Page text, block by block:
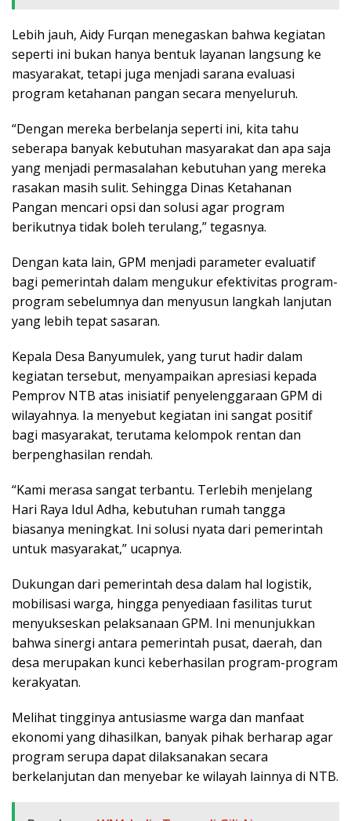
Lebih jauh, Aidy Furqan menegaskan bahwa kegiatan
seperti ini bukan hanya bentuk layanan langsung ke
masyarakat, tetapi juga menjadi sarana evaluasi
program ketahanan pangan secara menyeluruh.
“Dengan mereka berbelanja seperti ini, kita tahu
seberapa banyak kebutuhan masyarakat dan apa saja
yang menjadi permasalahan kebutuhan yang mereka
rasakan masih sulit. Sehingga Dinas Ketahanan
Pangan mencari opsi dan solusi agar program
berikutnya tidak boleh terulang,” tegasnya.
Dengan kata lain, GPM menjadi parameter evaluatif
bagi pemerintah dalam mengukur efektivitas program-
program sebelumnya dan menyusun langkah lanjutan
yang lebih tepat sasaran.
Kepala Desa Banyumulek, yang turut hadir dalam
kegiatan tersebut, menyampaikan apresiasi kepada
Pemprov NTB atas inisiatif penyelenggaraan GPM di
wilayahnya. Ia menyebut kegiatan ini sangat positif
bagi masyarakat, terutama kelompok rentan dan
berpenghasilan rendah.
“Kami merasa sangat terbantu. Terlebih menjelang
Hari Raya Idul Adha, kebutuhan rumah tangga
biasanya meningkat. Ini solusi nyata dari pemerintah
untuk masyarakat,” ucapnya.
Dukungan dari pemerintah desa dalam hal logistik,
mobilisasi warga, hingga penyediaan fasilitas turut
menyukseskan pelaksanaan GPM. Ini menunjukkan
bahwa sinergi antara pemerintah pusat, daerah, dan
desa merupakan kunci keberhasilan program-program
kerakyatan.
Melihat tingginya antusiasme warga dan manfaat
ekonomi yang dihasilkan, banyak pihak berharap agar
program serupa dapat dilaksanakan secara
berkelanjutan dan menyebar ke wilayah lainnya di NTB.